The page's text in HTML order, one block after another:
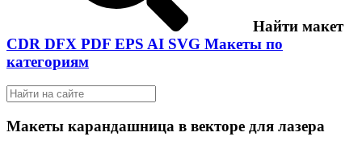
Найти макет
CDR DFX PDF EPS AI SVG Макеты по
категориям
Макеты карандашница в векторе для лазера